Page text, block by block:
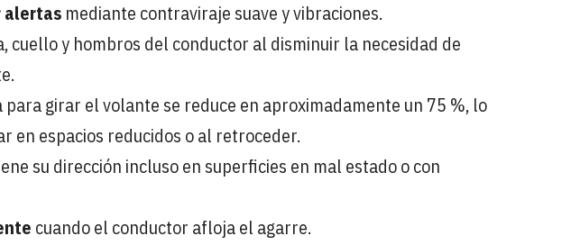
alertas mediante contraviraje suave y vibraciones.
cuello y hombros del conductor al disminuir la necesidad de
girar el volante se reduce en aproximadamente un 75 %, lo
en espacios reducidos o al retroceder.
su dirección incluso en superficies en mal estado o con
cuando el conductor afloja el agarre.